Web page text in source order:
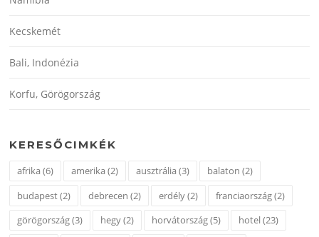
Kecskemét
Bali, Indonézia
Korfu, Görögország
KERESŐCIMKÉK
afrika(6) amerika(2) ausztrália(3) balaton (2)
budapest(2) debrecen (2) erdély(2) franciaország(2)
görögország(3) hegy(2) horvátország(5) hotel(23)